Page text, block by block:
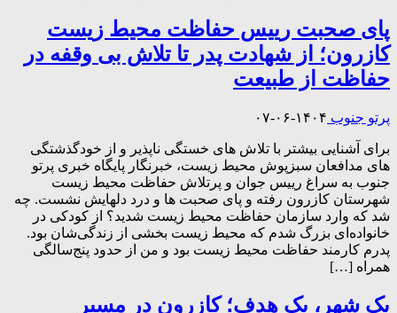
پای صحبت رییس حفاظت محیط زیست
کازرون؛ از شهادت پدر تا تلاش بی وقفه در
حفاظت از طبیعت
پرتو جنوب ۱۴۰۴-۰۶-۰۷
برای آشنایی بیشتر با تلاش های خستگی ناپذیر و از خودگذشتگی
های مدافعان سبزپوش محیط زیست، خبرنگار پایگاه خبری پرتو
جنوب به سراغ رییس جوان و پرتلاش حفاظت محیط زیست
شهرستان کازرون رفته و پای صحبت ها و درد دلهایش نشست. چه
شد که وارد سازمان حفاظت محیط زیست شدید؟ از کودکی در
خانواده‌ای بزرگ شدم که محیط زیست بخشی از زندگی‌شان بود.
پدرم کارمند حفاظت محیط زیست بود و من از حدود پنج‌سالگی
همراه […]
یک شهر، یک هدف؛ کازرون در مسیر